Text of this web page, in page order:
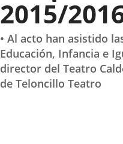
2015/
• Al acto han asistido
Educación, Infancia e
director del Teatro
de Teloncillo Teatro